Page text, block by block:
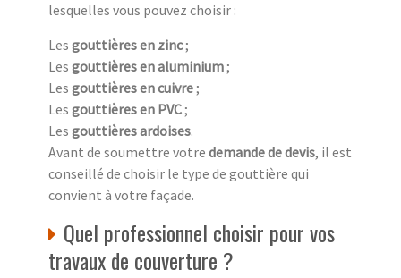
lesquelles vous pouvez choisir :
Les gouttières en zinc;
Les gouttières en aluminium;
Les gouttières en cuivre;
Les gouttières en PVC;
Les gouttières ardoises.
Avant de soumettre votre demande de devis, il est
conseillé de choisir le type de gouttière qui
convient à votre façade.
Quel professionnel choisir pour vos
travaux de couverture ?